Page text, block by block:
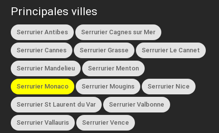
Principales villes
Serrurier Antibes Serrurier Cagnes sur Mer
Serrurier Cannes Serrurier Grasse Serrurier Le Cannet
Serrurier Mandelieu Serrurier Menton
Serrurier Monaco Serrurier Mougins Serrurier Nice
Serrurier St Laurent du Var Serrurier Valbonne
Serrurier Vallauris Serrurier Vence